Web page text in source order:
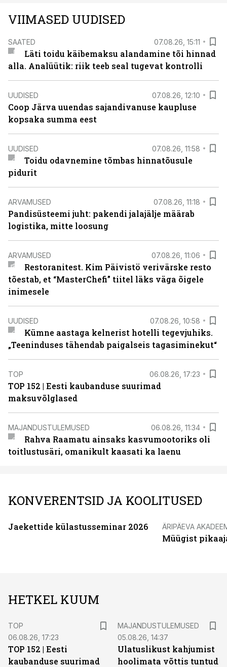
VIIMASED UUDISED
SAATED 07.08.26, 15:11
Läti toidu käibemaksu alandamine tõi hinnad
alla. Analüütik: riik teeb seal tugevat kontrolli
UUDISED 07.08.26, 12:10
Coop Järva uuendas sajandivanuse kaupluse
kopsaka summa eest
UUDISED 07.08.26, 11:58
Toidu odavnemine tõmbas hinnatõusule
pidurit
ARVAMUSED 07.08.26, 11:18
Pandisüsteemi juht: pakendi jalajälje määrab
logistika, mitte loosung
ARVAMUSED 07.08.26, 11:06
Restoranitest. Kim Päivistö verivärske resto
tõestab, et “MasterChefi” tiitel läks väga õigele
inimesele
UUDISED 07.08.26, 10:58
Kümne aastaga kelnerist hotelli tegevjuhiks.
„Teeninduses tähendab paigalseis tagasiminekut“
TOP 06.08.26, 17:23
TOP 152 | Eesti kaubanduse suurimad
maksuvõlglased
MAJANDUSTULEMUSED 06.08.26, 11:34
Rahva Raamatu ainsaks kasvumootoriks oli
toitlustusäri, omanikult kaasati ka laenu
KONVERENTSID JA KOOLITUSED
Jaekettide külastusseminar 2026 ÄRIPÄEVA
Müügist
HETKEL KUUM
TOP
06.08.26, 17:23
TOP 152 | Eesti
kaubanduse suurimad
MAJANDUSTULEMUSED
05.08.26, 14:37
Ulatuslikust kahjumist
hoolimata võttis tuntud